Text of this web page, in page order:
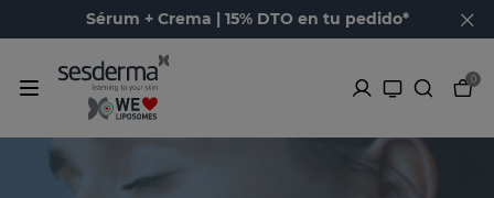
Sérum + Crema | 15% DTO en tu pedido*
0